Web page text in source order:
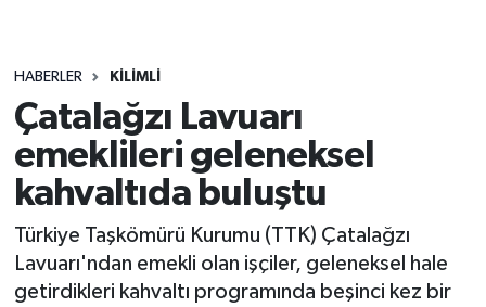
HABERLER KILIMLI
Çatalağzı Lavuarı
emeklileri geleneksel
kahvaltıda buluştu
Türkiye Taşkömürü Kurumu (TTK) Çatalağzı
Lavuarı'ndan emekli olan işçiler, geleneksel hale
getirdikleri kahvaltı programında beşinci kez bir
Alaplı
Asayiş
Bartın
Tüm Manşetler
Son Dakika Haberleri
Haber Arşivi